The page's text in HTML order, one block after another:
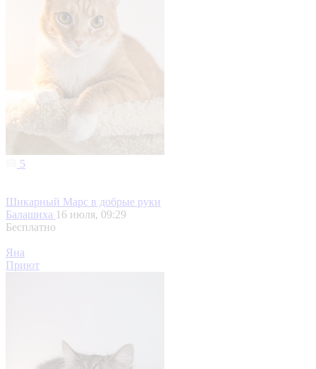
5
Шикарный Марс в добрые руки
Балашиха 16 июля, 09:29
Бесплатно
Яна
Приют